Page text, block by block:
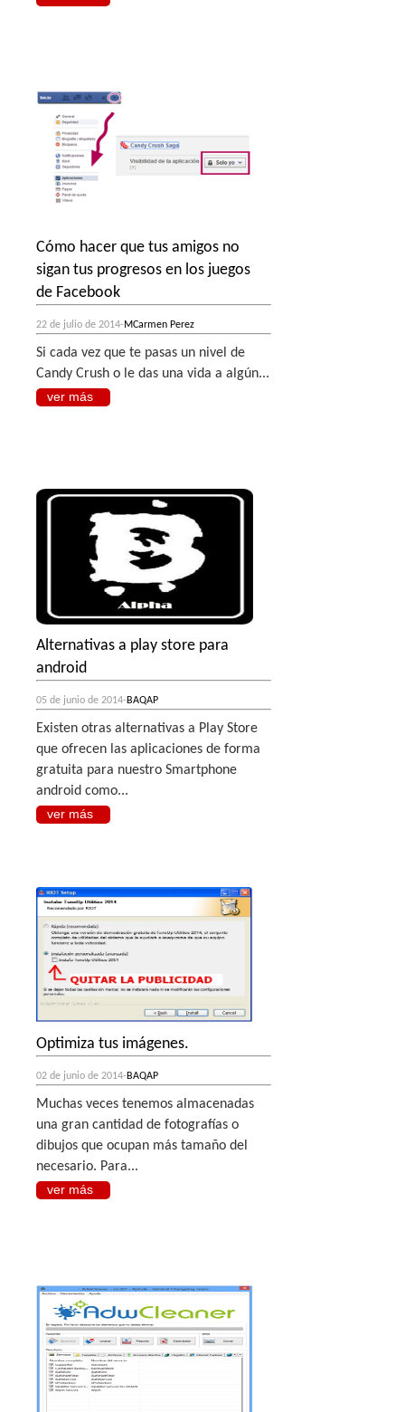
Cómo hacer que tus amigos no
sigan tus progresos en los juegos
de Facebook
22 de julio de 2014- MCarmen Perez
Si cada vez que te pasas un nivel de
Candy Crush o le das una vida a algún...
ver más
Alternativas a play store para
android
05 de junio de 2014- BAQAP
Existen otras alternativas a Play Store
que ofrecen las aplicaciones de forma
gratuita para nuestro Smartphone
android como...
ver más
Optimiza tus imágenes.
02 de junio de 2014- BAQAP
Muchas veces tenemos almacenadas
una gran cantidad de fotografías o
dibujos que ocupan más tamaño del
necesario. Para...
ver más